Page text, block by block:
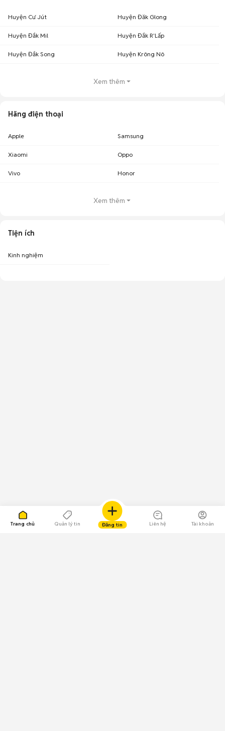
Trang chủ Quản lý tin Đăng tin Liên hệ Tài khoản
Huyện Cư Jút Huyện Đăk Glong
Huyện Đắk Mil Huyện Đắk R'Lấp
Huyện Đắk Song Huyện Krông Nô
Xem thêm
Hãng điện thoại
Apple Samsung
Xiaomi Oppo
Vivo Honor
Xem thêm
Tiện ích
Kinh nghiệm